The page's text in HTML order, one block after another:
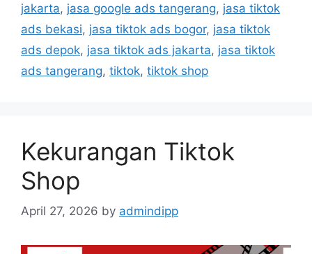
jakarta, jasa google ads tangerang, jasa tiktok
ads bekasi, jasa tiktok ads bogor, jasa tiktok
ads depok, jasa tiktok ads jakarta, jasa tiktok
ads tangerang, tiktok, tiktok shop
Kekurangan Tiktok
Shop
April 27, 2026 by admindipp